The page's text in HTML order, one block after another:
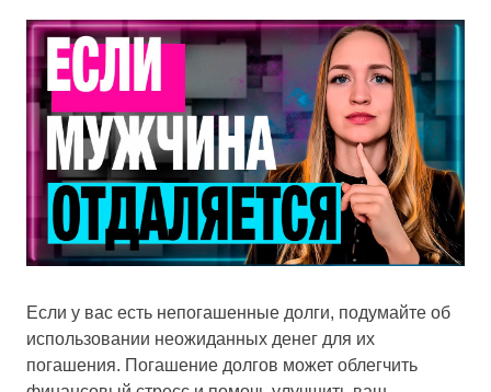
Если у вас есть непогашенные долги, подумайте об
использовании неожиданных денег для их
погашения. Погашение долгов может облегчить